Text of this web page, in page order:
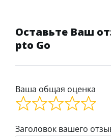
Оставьте Ваш
pto Go
Ваша общая оценка
Заголовок вашего